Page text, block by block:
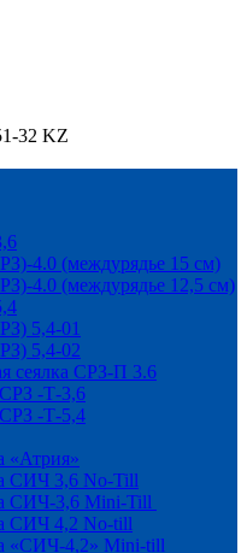
32 KZ
4.0 (междурядье 15 см)
4.0 (междурядье 12,5 см)
5,4-01
5,4-02
сеялка СРЗ-П 3.6
СРЗ -Т-3,6
СРЗ -Т-5,4
«Атрия»
СИЧ 3,6 No-Till
СИЧ-3,6 Mini-Till
СИЧ 4,2 No-till
«СИЧ-4,2» Mini-till